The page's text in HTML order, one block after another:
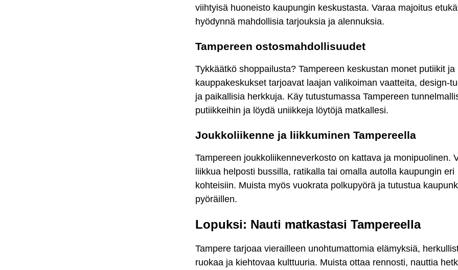
viihtyisä huoneisto kaupungin keskustasta. Varaa majoitus
hyödynnä mahdollisia tarjouksia ja alennuksia.
Tampereen ostosmahdollisuudet
Tykkäätkö shoppailusta? Tampereen keskustan monet putiikit ja
kauppakeskukset tarjoavat laajan valikoiman vaatteita, design-
ja paikallisia herkkuja. Käy tutustumassa Tampereen
putiikkeihin ja löydä uniikkeja löytöjä matkallesi.
Joukkoliikenne ja liikkuminen Tampereella
Tampereen joukkoliikenneverkosto on kattava ja monipuolinen.
liikkua helposti bussilla, ratikalla tai omalla autolla kaupungin eri
kohteisiin. Muista myös vuokrata polkupyörä ja tutustua
pyöräillen.
Lopuksi: Nauti matkastasi Tampereella
Tampere tarjoaa vierailleen unohtumattomia elämyksiä,
ruokaa ja kiehtovaa kulttuuria. Muista ottaa rennosti, nauttia